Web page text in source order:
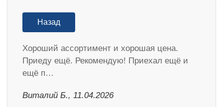
Назад
Хороший ассортимент и хорошая цена.
Приеду ещё. Рекомендую! Приехал ещё и
ещё п…
Виталий Б., 11.04.2026